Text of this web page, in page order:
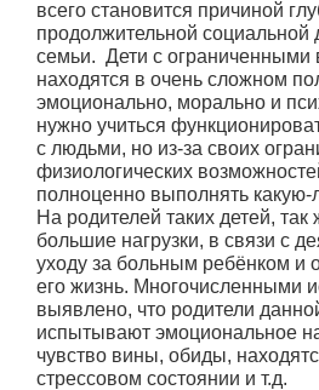
всего становится причиной
продолжительной социальной
семьи. Дети с ограниченными
находятся в очень сложном
эмоционально, морально и
нужно учиться
с людьми, но из-за своих
физиологических
полноценно выполнять какую-
На родителей таких детей,
большие нагрузки, в связи с
уходу за больным ребёнком и
его жизнь. Многочисленными
выявлено, что родители
испытывают эмоциональное
чувство вины, обиды,
стрессовом состоянии и т.д.